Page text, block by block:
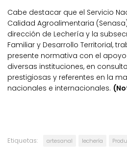
Cabe destacar que el Servicio
Calidad Agroalimentaria
dirección de Lechería y la
Familiar y Desarrollo Territorial,
presente normativa con el
diversas instituciones, en
prestigiosas y referentes en la
nacionales e internacionales.
Etiquetas: artesanal lechería